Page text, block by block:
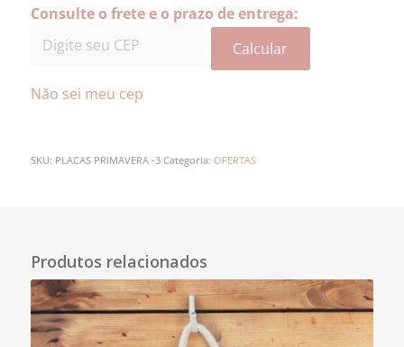
Consulte o frete e o prazo de entrega:
Calcular
Não sei meu cep
SKU: PLACAS PRIMAVERA -3 Categoria: OFERTAS
Produtos relacionados